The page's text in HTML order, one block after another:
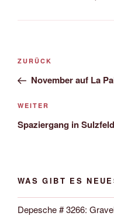
Beitrags-
Vorheriger
Beitrag
ZURÜCK
November auf La
Nächster
Beitrag
WEITER
Spaziergang in
WAS GIBT ES
Depesche # 3266: